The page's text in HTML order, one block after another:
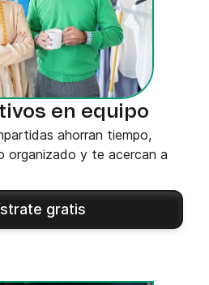
en equipo
ahorran tiempo,
organizado y te acercan a
gratis